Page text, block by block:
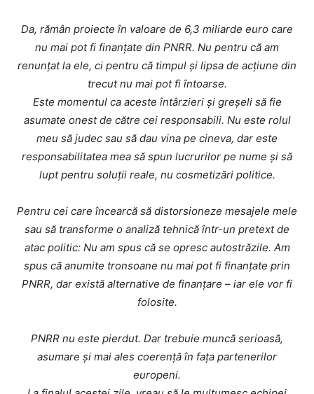
Da, rămân proiecte în valoare de 6,3 miliarde euro care
nu mai pot fi finanțate din PNRR. Nu pentru că am
renunțat la ele, ci pentru că timpul și lipsa de acțiune din
trecut nu mai pot fi întoarse.
Este momentul ca aceste întârzieri și greșeli să fie
asumate onest de către cei responsabili. Nu este rolul
meu să judec sau să dau vina pe cineva, dar este
responsabilitatea mea să spun lucrurilor pe nume și să
lupt pentru soluții reale, nu cosmetizări politice.
Pentru cei care încearcă să distorsioneze mesajele mele
sau să transforme o analiză tehnică într-un pretext de
atac politic: Nu am spus că se opresc autostrăzile. Am
spus că anumite tronsoane nu mai pot fi finanțate prin
PNRR, dar există alternative de finanțare – iar ele vor fi
folosite.
PNRR nu este pierdut. Dar trebuie muncă serioasă,
asumare și mai ales coerență în fața partenerilor
europeni.